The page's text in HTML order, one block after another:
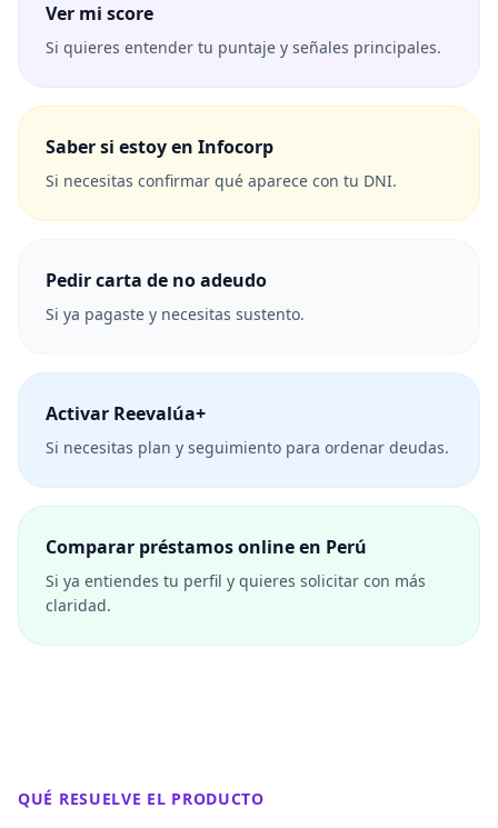
Ver mi score
Si quieres entender tu puntaje y señales principales.
Saber si estoy en Infocorp
Si necesitas confirmar qué aparece con tu DNI.
Pedir carta de no adeudo
Si ya pagaste y necesitas sustento.
Activar Reevalúa+
Si necesitas plan y seguimiento para ordenar deudas.
Comparar préstamos online en Perú
Si ya entiendes tu perfil y quieres solicitar con más
claridad.
QUÉ RESUELVE EL PRODUCTO